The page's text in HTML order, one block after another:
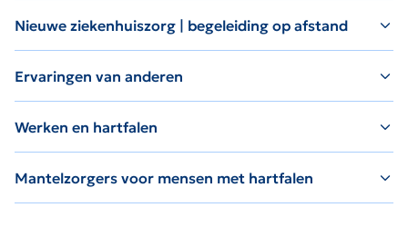
Nieuwe ziekenhuiszorg | begeleiding op afstand
Ervaringen van anderen
Werken en hartfalen
Mantelzorgers voor mensen met hartfalen